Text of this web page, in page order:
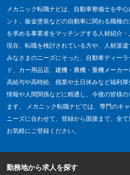
メカニック転職ナビは、自動車整備士を中
ント、板金塗装などの自動車に関わる職種
を求める事業者をマッチングする人材紹介・
現在、転職を検討されている方や、人材派遣
みなさまのニーズにそった、自動車ディー
ド、カー用品店、建機・農機・重機メーカ
高給与や高時給、残業や土日休みなど福利
情報や人間関係などに精通し、今後の皆様
ます。 メカニック転職ナビでは、専門のキ
ニーズに合わせて、登録から面接まで、全て
お気軽にご登録ください。
勤務地から求人を探す